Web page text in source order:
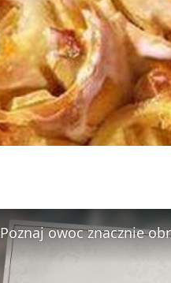
Poznaj owoc znacznie